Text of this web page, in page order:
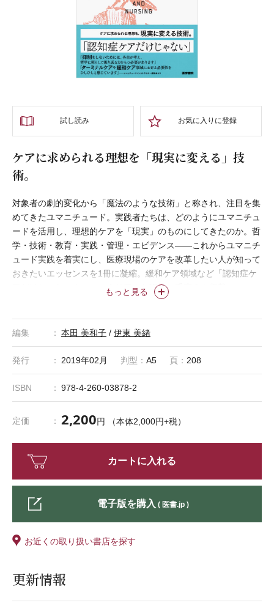
試し読み お気に入りに登録
ケアに求められる理想を「現実に変える」技
術。
もっと見る
対象者の劇的変化から「魔法のような技術」と称され、注目を集
めてきたユマニチュード。実践者たちは、どのようにユマニチュ
ードを活用し、理想的ケアを「現実」のものにしてきたのか。哲
学・技術・教育・実践・管理・エビデンス――これからユマニチ
ュード実践を着実にし、医療現場のケアを改革したい人が知って
おきたいエッセンスを1冊に凝縮。緩和ケア領域など「認知症ケ
アだけじゃない！」というリアルな現場の手応えも収載。
編集 本田 美和子 / 伊東 美緒
発行 2019年02月 判型： A5 頁： 208
ISBN 978-4-260-03878-2
定価 2,200円 （本体2,000円+税）
カートに入れる
電子版を購入 ( 医書.jp )
お近くの取り扱い書店を探す
更新情報